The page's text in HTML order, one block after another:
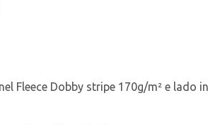
Fleece Dobby stripe 170g/m² e lado